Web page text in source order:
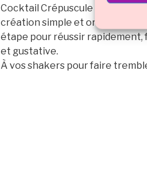
Cocktail Crépuscule en
création simple et originale,
étape pour réussir
et gustative.
À vos shakers pour faire